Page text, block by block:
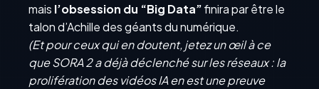
mais l’obsession du “Big Data”finira par être le
talon d’Achille des géants du numérique.
(Et pour ceux qui en doutent, jetez un œil à ce
que SORA 2 a déjà déclenché sur les réseaux : la
prolifération des vidéos IA en est une preuve